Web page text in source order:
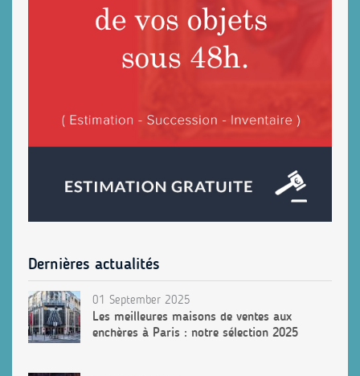
Dernières actualités
01 September 2025
Les meilleures maisons de ventes aux
enchères à Paris : notre sélection 2025